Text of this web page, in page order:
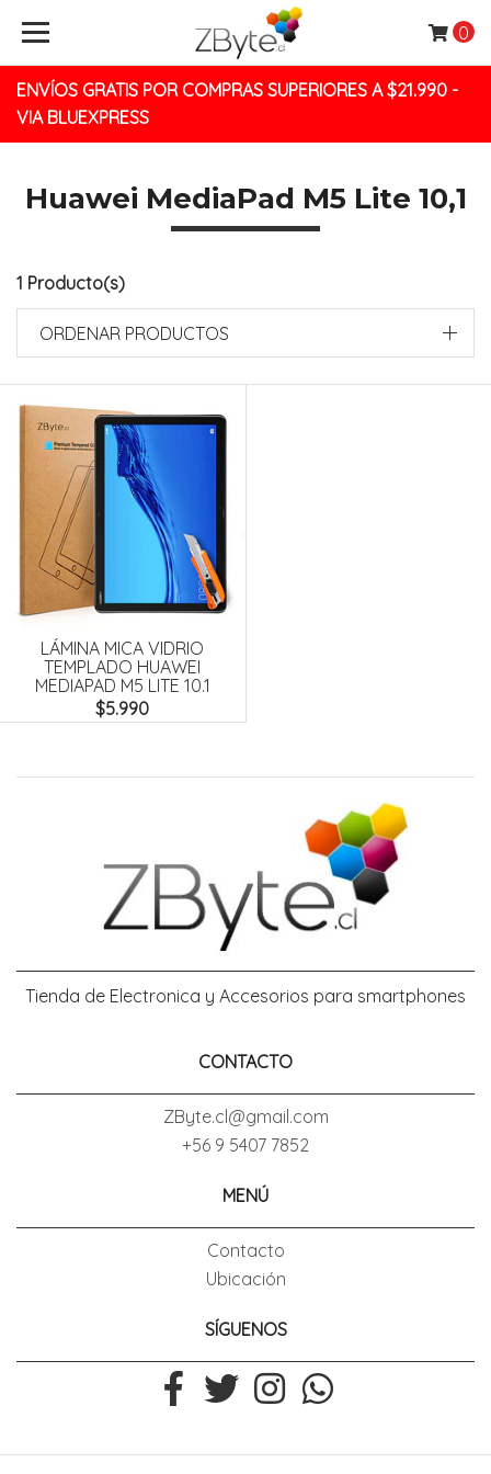
ENVÍOS GRATIS POR COMPRAS SUPERIORES A $21.990 -
VIA BLUEXPRESS
0
Huawei MediaPad M5 Lite 10,1
1 Producto(s)
ORDENAR PRODUCTOS
LÁMINA MICA VIDRIO
TEMPLADO HUAWEI
MEDIAPAD M5 LITE 10.1
$5.990
Tienda de Electronica y Accesorios para smartphones
CONTACTO
ZByte.cl@gmail.com
+56 9 5407 7852
MENÚ
Contacto
Ubicación
SÍGUENOS